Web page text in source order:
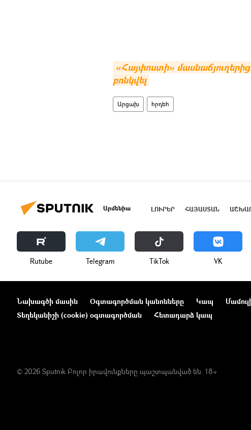
«Հայփոստի»
բռնկվել
Արցախ հրդեհ
Արմենիա ԼՈՒՐԵՐ ՀԱՅԱՍՏԱՆ
Rutube Telegram ТikТоk VK
Նախագծի մասին Օգտագործման կանոնները Կապ
Տեղեկանիշի (cookie) օգտագործման
Հետադարձ կապ
© 2026 Sputnik Բոլոր իրավունքները պաշտպանված են. 18+